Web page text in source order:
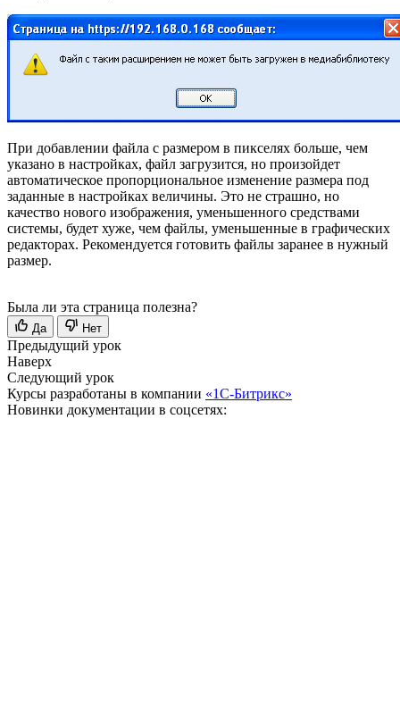
При добавлении файла с размером в пикселях больше, чем
указано в настройках, файл загрузится, но произойдет
автоматическое пропорциональное изменение размера под
заданные в настройках величины. Это не страшно, но
качество нового изображения, уменьшенного средствами
системы, будет хуже, чем файлы, уменьшенные в графических
редакторах. Рекомендуется готовить файлы заранее в нужный
размер.
Была ли эта страница полезна?
Да Нет
Предыдущий урок
Наверх
Следующий урок
Курсы разработаны в компании «1С-Битрикс»
Новинки документации в соцсетях: